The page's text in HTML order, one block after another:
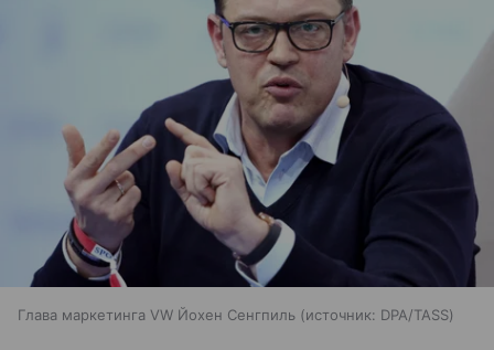
Глава маркетинга VW Йохен Сенгпиль источник: DPA/TASS